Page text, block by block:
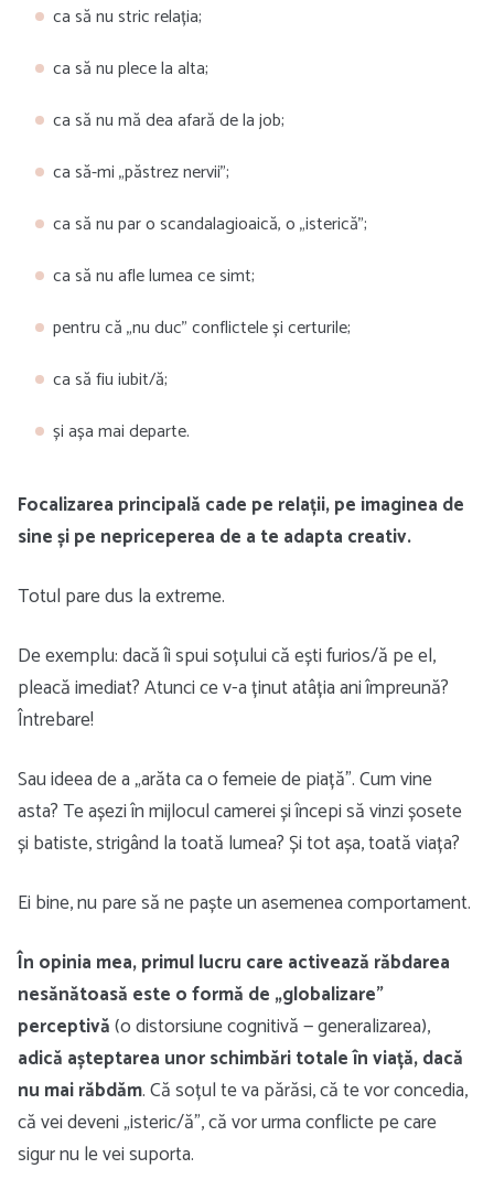
ca să nu stric relația;
ca să nu plece la alta;
ca să nu mă dea afară de la job;
ca să-mi „păstrez nervii”;
ca să nu par o scandalagioaică, o „isterică”;
ca să nu afle lumea ce simt;
pentru că „nu duc” conflictele și certurile;
ca să fiu iubit/ă;
și așa mai departe.
Focalizarea principală cade pe relații, pe imaginea de
sine și pe nepriceperea de a te adapta creativ.
Totul pare dus la extreme.
De exemplu: dacă îi spui soțului că ești furios/ă pe el,
pleacă imediat? Atunci ce v-a ținut atâția ani împreună?
Întrebare!
Sau ideea de a „arăta ca o femeie de piață”. Cum vine
asta? Te așezi în mijlocul camerei și începi să vinzi șosete
și batiste, strigând la toată lumea? Și tot așa, toată viața?
Ei bine, nu pare să ne paște un asemenea comportament.
În opinia mea, primul lucru care activează răbdarea
nesănătoasă este o formă de „globalizare”
perceptivă(o distorsiune cognitivă — generalizarea),
adică așteptarea unor schimbări totale în viață, dacă
nu mai răbdăm. Că soțul te va părăsi, că te vor concedia,
că vei deveni „isteric/ă”, că vor urma conflicte pe care
sigur nu le vei suporta.